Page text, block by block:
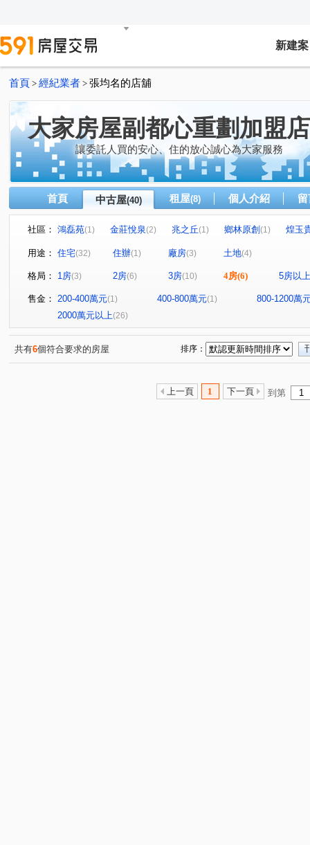
新建案
首頁 > 經紀業者 > 張均名的店舖
大家房屋副都心重劃加盟店
讓委託人買的安心、住的放心誠心為大家服務
首頁 中古屋(40) 租屋(8) 個人介紹
社區： 鴻磊苑(1) 金莊悅泉(2) 兆之丘(1) 鄉林原創 (1)
煌玉
最高峰
世界花園-金城舞5 (1) 樹山丘 (1)
典藏四季 達美大樓 中央星鑽 (1) 合康新世紀(1)
太平洋水鄉國際渡假村 射麻裡段(1) 五工二路(1)
民
思源路(1) 富山路
新北大道三段(2) 莊園街(1) 稻香路(1) 市政南一路(1)
幸福路(2) 福美街 (2) 漢口街(1) 化成路
美村南路(1) 南京東路二段(1) 新莊路(1) 西安路二段(1)
用途： 住宅(32) 住辦(1) 廠房(3) 土地(4)
格局： 1房(3) 2房(6) 3房(10) 4房(6) 5房以上
售金： 200-400萬元(1) 400-800萬元(1)
800-1200萬
2000萬元以上(26)
共有6個符合要求的房屋 排序：
上一頁 1 下一頁 到第